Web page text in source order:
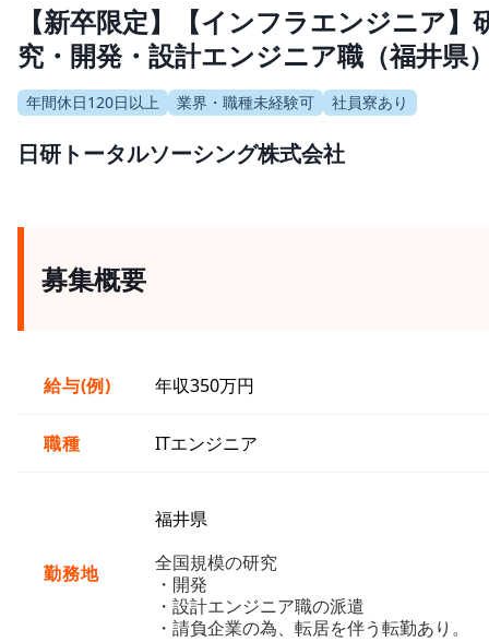
【新卒限定】【インフラエンジニア】
究・開発・設計エンジニア職（福井県
年間休日120日以上 業界・職種未経験可 社員寮あり
日研トータルソーシング株式会社
募集概要
給与(例) 年収350万円
職種 ITエンジニア
勤務地
福井県
全国規模の研究
・開発
・設計エンジニア職の派遣
・請負企業の為、転居を伴う転勤あり。